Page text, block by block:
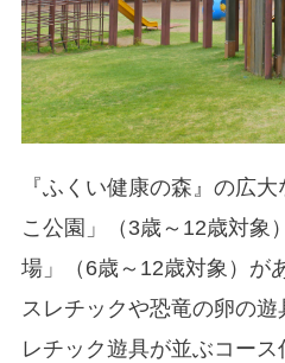
『ふくい健康の森』の広
こ公園」（3歳～12歳対象
場」（6歳～12歳対象）が
スレチックや恐竜の卵の
レチック遊具が並ぶコー